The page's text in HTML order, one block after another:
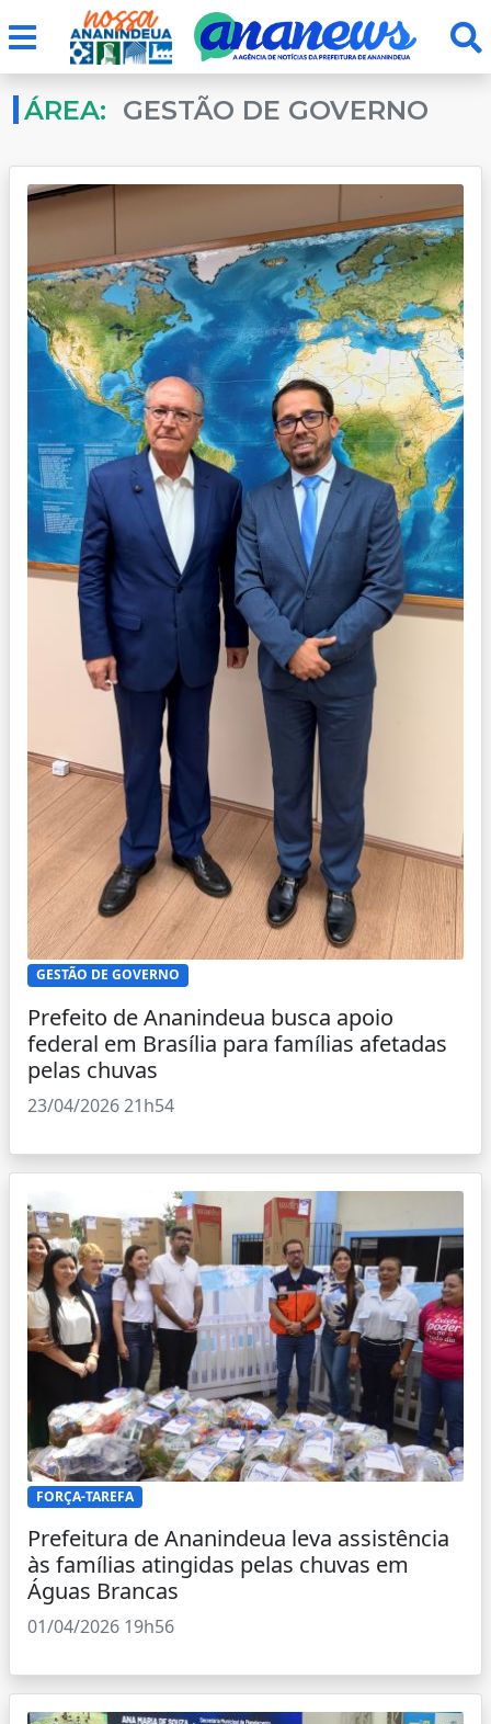
ÁREA: GESTÃO DE GOVERNO
GESTÃO DE GOVERNO
Prefeito de Ananindeua busca apoio
federal em Brasília para famílias afetadas
pelas chuvas
23/04/2026 21h54
FORÇA-TAREFA
Prefeitura de Ananindeua leva assistência
às famílias atingidas pelas chuvas em
Águas Brancas
01/04/2026 19h56